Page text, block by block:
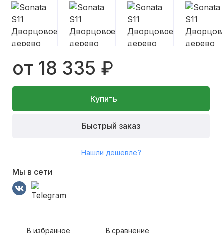
от 18 335 ₽
Купить
Быстрый заказ
Нашли дешевле?
Мы в сети
В избранное В сравнение